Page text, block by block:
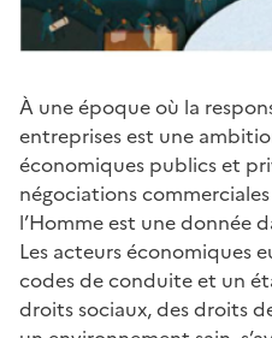
À une époque où la
entreprises est une
économiques publics et
négociations
l’Homme est une donnée
Les acteurs économiques
codes de conduite et un
droits sociaux, des droits